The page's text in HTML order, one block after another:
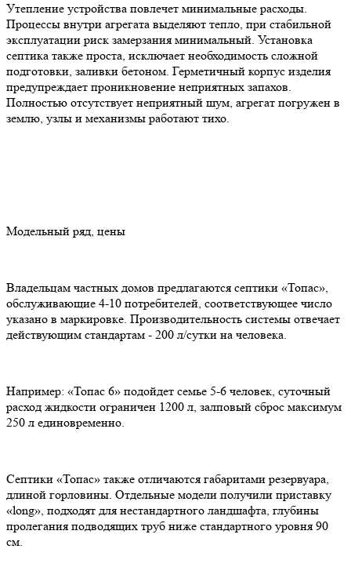
Утепление устройства повлечет минимальные расходы.
Процессы внутри агрегата выделяют тепло, при стабильной
эксплуатации риск замерзания минимальный. Установка
септика также проста, исключает необходимость сложной
подготовки, заливки бетоном. Герметичный корпус изделия
предупреждает проникновение неприятных запахов.
Полностью отсутствует неприятный шум, агрегат погружен в
землю, узлы и механизмы работают тихо.
Модельный ряд, цены
Владельцам частных домов предлагаются септики «Топас»,
обслуживающие 4-10 потребителей, соответствующее число
указано в маркировке. Производительность системы отвечает
действующим стандартам - 200 л/сутки на человека.
Например: «Топас 6» подойдет семье 5-6 человек, суточный
расход жидкости ограничен 1200 л, залповый сброс максимум
250 л единовременно.
Септики «Топас» также отличаются габаритами резервуара,
длиной горловины. Отдельные модели получили приставку
«long», подходят для нестандартного ландшафта, глубины
пролегания подводящих труб ниже стандартного уровня 90
см.